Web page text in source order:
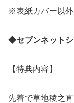
※表紙カバー以外
◆セブンネット
【特典内容】
先着で草地稜之